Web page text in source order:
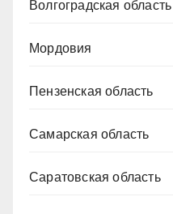
Волгоградская область
Мордовия
Пензенская область
Самарская область
Саратовская область